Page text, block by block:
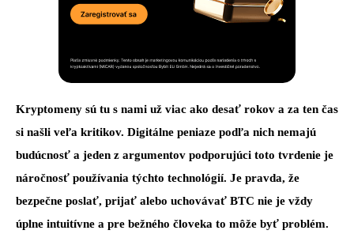
Kryptomeny sú tu s nami už viac ako desať rokov a za ten čas
si našli veľa kritikov. Digitálne peniaze podľa nich nemajú
budúcnosť a jeden z argumentov podporujúci toto tvrdenie je
náročnosť používania týchto technológií. Je pravda, že
bezpečne poslať, prijať alebo uchovávať BTC nie je vždy
úplne intuitívne a pre bežného človeka to môže byť problém.